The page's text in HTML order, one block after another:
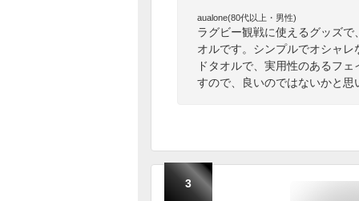
aualone(80代以上・男性)
ラグビー観戦に使えるグッズ
オルです。シンプルでオシャ
ドタオルで、実用性のあるフ
すので、良いのではないかと思
3